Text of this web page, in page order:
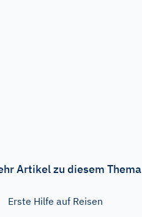
Artikel zu diesem Thema
Erste Hilfe auf Reisen